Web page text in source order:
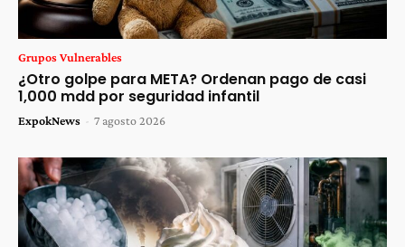
Grupos Vulnerables
¿Otro golpe para META? Ordenan pago de casi
1,000 mdd por seguridad infantil
ExpokNews - 7 agosto 2026